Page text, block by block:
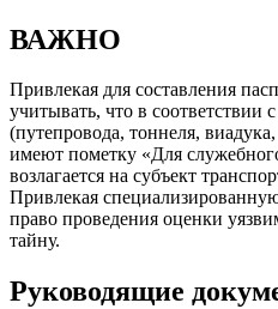
ВАЖНО
Привлекая для составления
учитывать, что в
(путепровода, тоннеля,
имеют пометку «Для
возлагается на субъект
Привлекая
право проведения оценки
тайну.
Руководящие